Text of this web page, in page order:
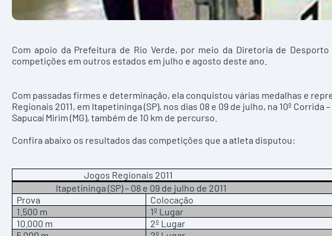
Com apoio da Prefeitura de Rio Verde, por meio da Diretoria de
competições em outros estados em julho e agosto deste ano.
Com passadas firmes e determinação, ela conquistou várias medalhas e
Regionais 2011, em Itapetininga (SP), nos dias 08 e 09 de julho, na 10º Corrida
Sapucaí Mirim (MG), também de 10 km de percurso.
Confira abaixo os resultados das competições que a atleta disputou:
Jogos Regionais 2011
Itapetininga (SP) – 08 e 09 de julho de 2011
Prova
Colocação
1.500 m
1º Lugar
10.000 m
2º Lugar